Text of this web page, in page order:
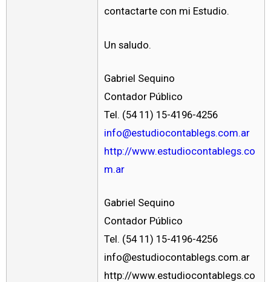
contactarte con mi Estudio.
Un saludo.
Gabriel Sequino
Contador Público
Tel. (54 11) 15-4196-4256
info@estudiocontablegs.com.ar
http://www.estudiocontablegs.co
m.ar
Gabriel Sequino
Contador Público
Tel. (54 11) 15-4196-4256
info@estudiocontablegs.com.ar
http://www.estudiocontablegs.co